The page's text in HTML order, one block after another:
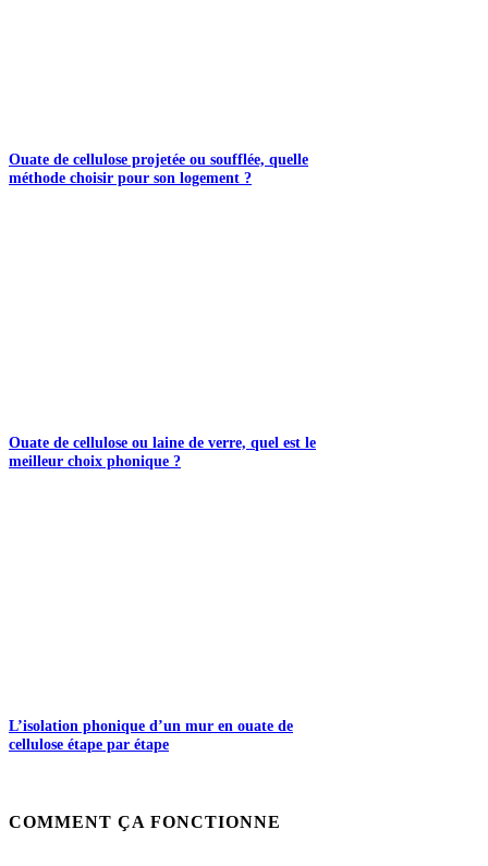
Ouate de cellulose projetée ou soufflée, quelle
méthode choisir pour son logement ?
Ouate de cellulose ou laine de verre, quel est le
meilleur choix phonique ?
L’isolation phonique d’un mur en ouate de
cellulose étape par étape
COMMENT ÇA FONCTIONNE